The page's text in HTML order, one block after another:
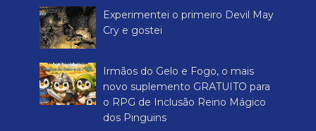
Experimentei o primeiro Devil May
Cry e gostei
Irmãos do Gelo e Fogo, o mais
novo suplemento GRATUITO para
o RPG de Inclusão Reino Mágico
dos Pinguins